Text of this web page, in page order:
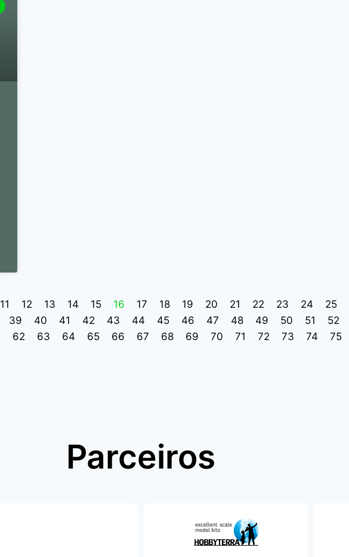
11 12 13 14 15 16 17 18 19 20 21 22 23 24 25
39 40 41 42 43 44 45 46 47 48 49 50 51 52
62 63 64 65 66 67 68 69 70 71 72 73 74 75
Parceiros